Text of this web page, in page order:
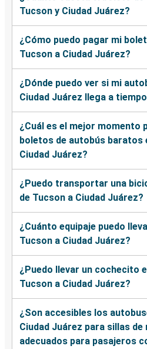
Tucson y Ciudad Juárez?
¿Cómo puedo pagar mi
Tucson a Ciudad Juárez?
¿Dónde puedo ver si mi
Ciudad Juárez llega a
¿Cuál es el mejor momento
boletos de autobús baratos
Ciudad Juárez?
¿Puedo transportar una
de Tucson a Ciudad Juárez?
¿Cuánto equipaje puedo
Tucson a Ciudad Juárez?
¿Puedo llevar un cochecito
Tucson a Ciudad Juárez?
¿Son accesibles los
Ciudad Juárez para sillas de
adecuados para pasajeros